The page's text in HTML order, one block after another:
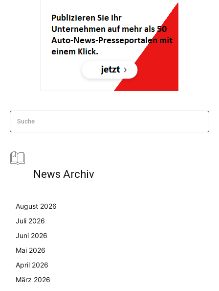
Suche
News Archiv
August 2026
Juli 2026
Juni 2026
Mai 2026
April 2026
März 2026